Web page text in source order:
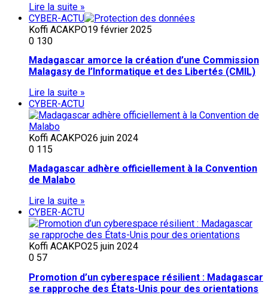
Lire la suite »
CYBER-ACTU
Koffi ACAKPO19 février 2025
0 130
Madagascar amorce la création d’une Commission
Malagasy de l’Informatique et des Libertés (CMIL)
Lire la suite »
CYBER-ACTU
Koffi ACAKPO26 juin 2024
0 115
Madagascar adhère officiellement à la Convention
de Malabo
Lire la suite »
CYBER-ACTU
Koffi ACAKPO25 juin 2024
0 57
Promotion d’un cyberespace résilient : Madagascar
se rapproche des États-Unis pour des orientations